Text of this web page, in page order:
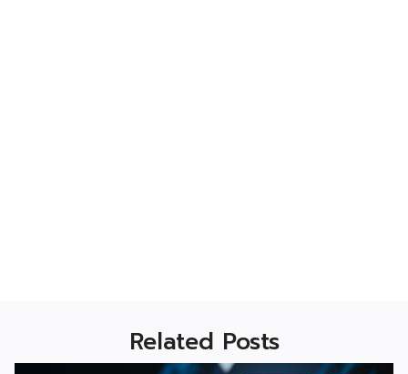
Related Posts